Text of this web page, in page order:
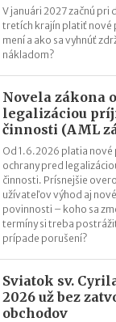
V januári 2027 začnú pri
tretích krajín platiť nové
mení a ako sa vyhnúť
nákladom?
Novela zákona
legalizáciou
činnosti (AML
Od 1.6.2026 platia
ochrany pred
činnosti. Prísnejšie
užívateľov výhod aj
povinnosti – koho sa
termíny si treba
prípade porušení?
Sviatok sv.
2026 už bez
obchodov